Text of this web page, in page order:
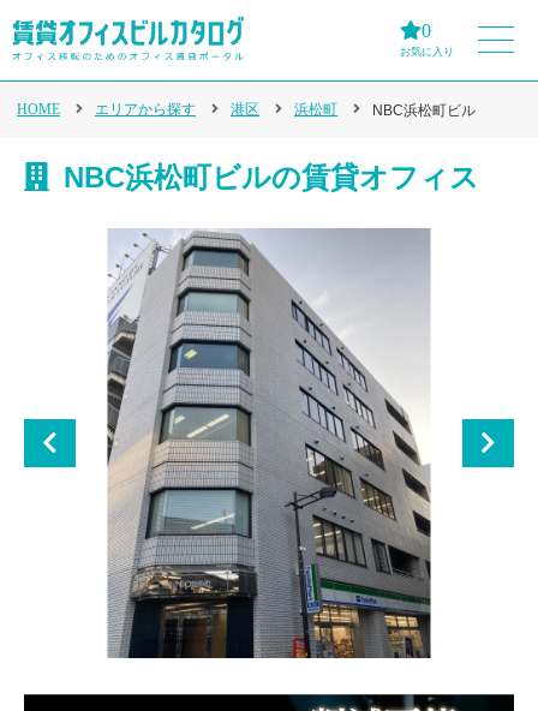
0
お気に入り
HOME エリアから探す 港区 浜松町 NBC浜松町ビル
NBC浜松町ビルの賃貸オフィス